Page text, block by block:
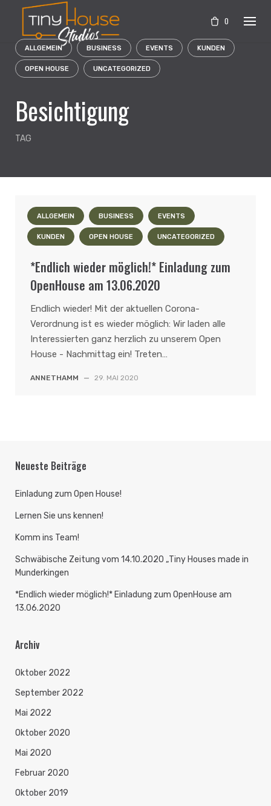
content
0
ALLGEMEIN BUSINESS EVENTS KUNDEN
OPEN HOUSE UNCATEGORIZED
Besichtigung
TAG
ALLGEMEIN BUSINESS EVENTS
KUNDEN OPEN HOUSE UNCATEGORIZED
*Endlich wieder möglich!* Einladung zum
OpenHouse am 13.06.2020
Endlich wieder! Mit der aktuellen Corona-
Verordnung ist es wieder möglich: Wir laden alle
Interessierten ganz herzlich zu unserem Open
House - Nachmittag ein! Treten…
ANNETHAMM — 29. MAI 2020
Neueste Beiträge
Einladung zum Open House!
Lernen Sie uns kennen!
Komm ins Team!
Schwäbische Zeitung vom 14.10.2020 „Tiny Houses made in
Munderkingen
*Endlich wieder möglich!* Einladung zum OpenHouse am
13.06.2020
Archiv
Oktober 2022
September 2022
Mai 2022
Oktober 2020
Mai 2020
Februar 2020
Oktober 2019